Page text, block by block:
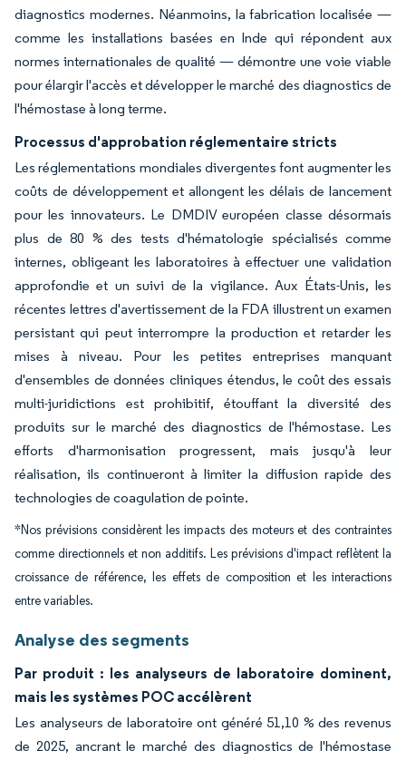
diagnostics modernes. Néanmoins, la fabrication localisée —
comme les installations basées en Inde qui répondent aux
normes internationales de qualité — démontre une voie viable
pour élargir l'accès et développer le marché des diagnostics de
l'hémostase à long terme.
Processus d'approbation réglementaire stricts
Les réglementations mondiales divergentes font augmenter les
coûts de développement et allongent les délais de lancement
pour les innovateurs. Le DMDIV européen classe désormais
plus de 80 % des tests d'hématologie spécialisés comme
internes, obligeant les laboratoires à effectuer une validation
approfondie et un suivi de la vigilance. Aux États-Unis, les
récentes lettres d'avertissement de la FDA illustrent un examen
persistant qui peut interrompre la production et retarder les
mises à niveau. Pour les petites entreprises manquant
d'ensembles de données cliniques étendus, le coût des essais
multi-juridictions est prohibitif, étouffant la diversité des
produits sur le marché des diagnostics de l'hémostase. Les
efforts d'harmonisation progressent, mais jusqu'à leur
réalisation, ils continueront à limiter la diffusion rapide des
technologies de coagulation de pointe.
*Nos prévisions considèrent les impacts des moteurs et des contraintes
comme directionnels et non additifs. Les prévisions d'impact reflètent la
croissance de référence, les effets de composition et les interactions
entre variables.
Analyse des segments
Par produit : les analyseurs de laboratoire dominent,
mais les systèmes POC accélèrent
Les analyseurs de laboratoire ont généré 51,10 % des revenus
de 2025, ancrant le marché des diagnostics de l'hémostase